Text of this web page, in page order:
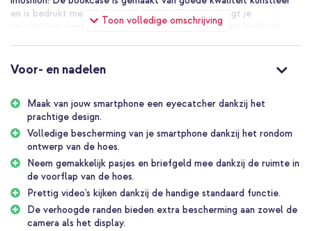
Toon volledige omschrijving
en is bedrukt met een modern design. Hierdoor krijgt je
smartphone een luxe en trendy uitstraling. Daarnaast biedt de
briefgeld, zo heb je altijd je belangrijkste pasjes bij de hand.
recepten.
Modern design van goede kwaliteit kunstleer
De Design bookcase is bedrukt met een modern design, waardoor
je smartphone een fashionable uitstraling krijgt. Daarnaast is de
hoes gemaakt van goede kwaliteit kunstleer, wat zorgt voor een
luxe uitstraling. Dankzij het slanke ontwerp van de hoes behoudt je
telefoon zijn dunne vormgeving.
Ruimte voor 3 pasjes en briefgeld
Voor- en nadelen
Maak van jouw smartphone een eyecatcher dankzij het
prachtige design.
Volledige bescherming van je smartphone dankzij het rondom
ontwerp van de hoes.
Neem gemakkelijk pasjes en briefgeld mee dankzij de ruimte in
de voorflap van de hoes.
Prettig video’s kijken dankzij de handige standaard functie.
De verhoogde randen bieden extra bescherming aan zowel de
camera als het display.